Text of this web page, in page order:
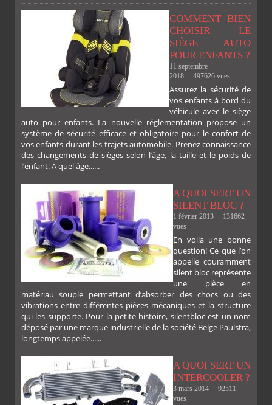
FACEBOOKTWITTERGOOGLEPINTEREST
PLUS
COMMENT BIEN
CHOISIR LE
SIÈGE AUTO
POUR ENFANTS ?
11 septembre
2018
497626 vues
Assurez la sécurité de
vos enfants à bord du
véhicule avec le siège
auto pour enfants. La nouvelle réglementation propose un
système de sécurité efficace et obligatoire pour le confort de
vos enfants durant les trajets automobile. Prenez connaissance
des changements de sièges selon l’âge, la taille et le poids de
l’enfant. A quel âge......
A QUOI SERT UN
SILENT BLOC ?
1 février 2013
131662
vues
En voila une bonne
question! Ce que l’on
appelle couramment
silent bloc représente
une pièce en
matériau souple permettant d’absorber des chocs ou des
vibrations entre différentes pièces mécaniques et la structure
qui les supporte. Pour la petite histoire, silentbloc est un nom
déposé par une marque industrielle de la société Belge Paulstra,
longtemps appelée......
A QUOI SERT UN
INTERCOOLER ?
3 mars 2014
92511
vues